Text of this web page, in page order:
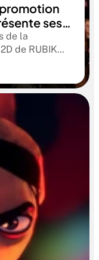
ses
de la
de RUBIKA
un jury